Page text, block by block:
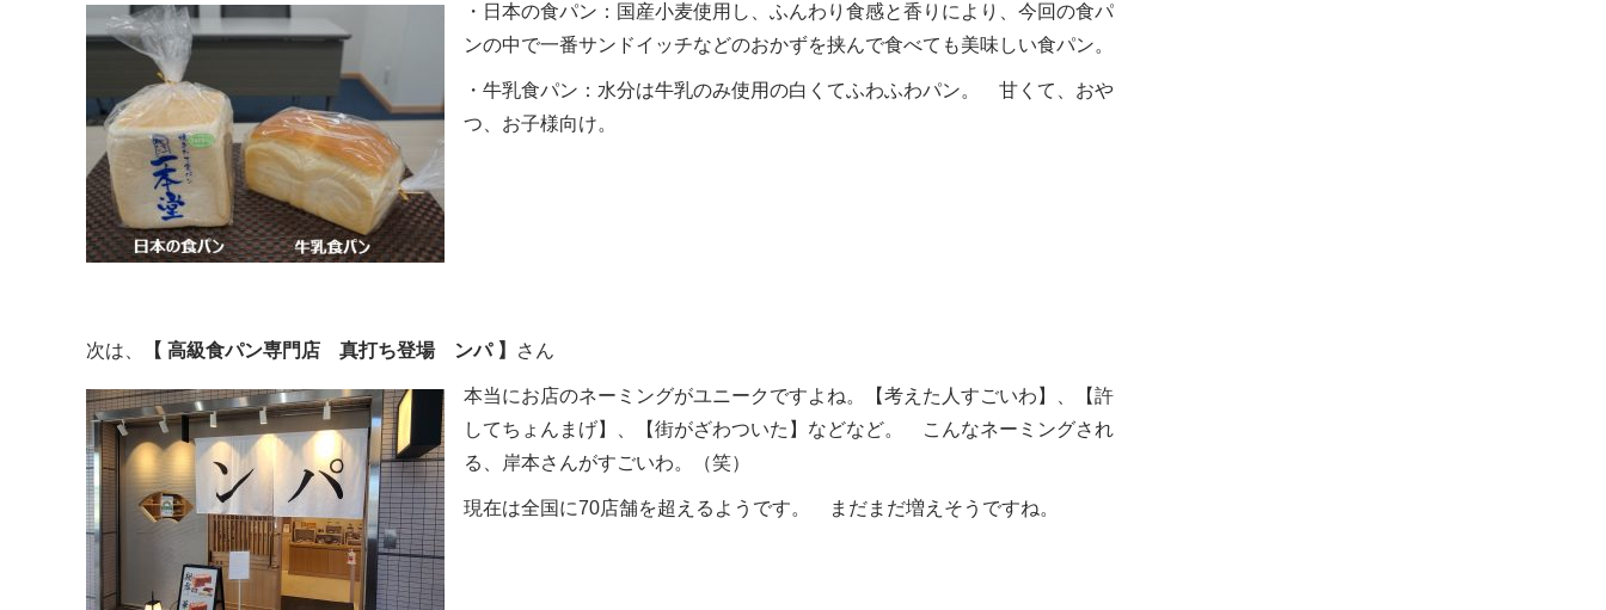
・日本の食パン：国産小麦使用し、ふんわり食感と香りにより、今回の食パ
ンの中で一番サンドイッチなどのおかずを挟んで食べても美味しい食パン。
・牛乳食パン：水分は牛乳のみ使用の白くてふわふわパン。 甘くて、おや
つ、お子様向け。
次は、 【 高級食パン専門店 真打ち登場 ンパ 】 さん
本当にお店のネーミングがユニークですよね。【考えた人すごいわ】、【許
してちょんまげ】、【街がざわついた】などなど。 こんなネーミングされ
る、岸本さんがすごいわ。（笑）
現在は全国に70店舗を超えるようです。 まだまだ増えそうですね。